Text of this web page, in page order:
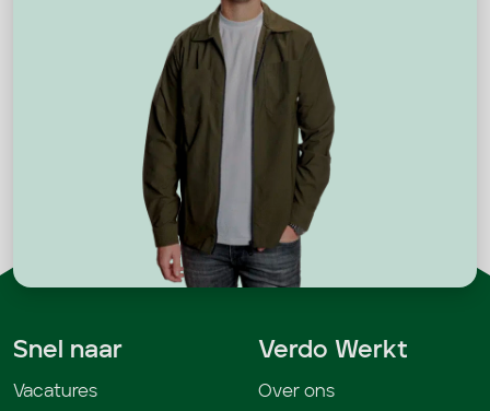
Snel naar
Vacatures
Verdo Werkt
Over ons